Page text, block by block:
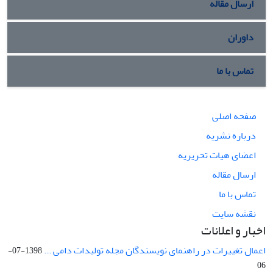
ارسال مقاله
داوران
تماس با ما
صفحه اصلی
درباره نشریه
اعضای هیات تحریریه
ارسال مقاله
تماس با ما
نقشه سایت
اخبار و اعلانات
اعمال تغییرات در راهنمای نویسندگان مجله تولیدات دامی ...
1398-07-